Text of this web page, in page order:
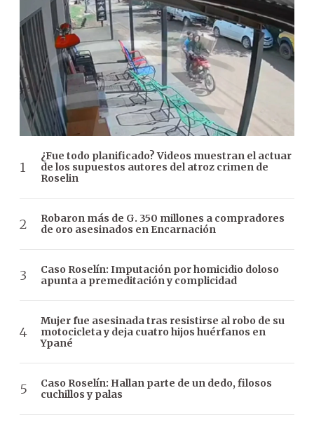
¿Fue todo planificado? Videos muestran el actuar
de los supuestos autores del atroz crimen de
Roselin
Robaron más de G. 350 millones a compradores
de oro asesinados en Encarnación
Caso Roselín: Imputación por homicidio doloso
apunta a premeditación y complicidad
Mujer fue asesinada tras resistirse al robo de su
motocicleta y deja cuatro hijos huérfanos en
Ypané
Caso Roselín: Hallan parte de un dedo, filosos
cuchillos y palas